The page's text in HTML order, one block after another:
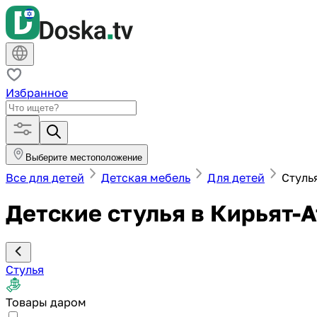
Избранное
Выберите местоположение
Все для детей Детская мебель Для детей
Детские стулья в Кирьят-
Стулья
Товары даром